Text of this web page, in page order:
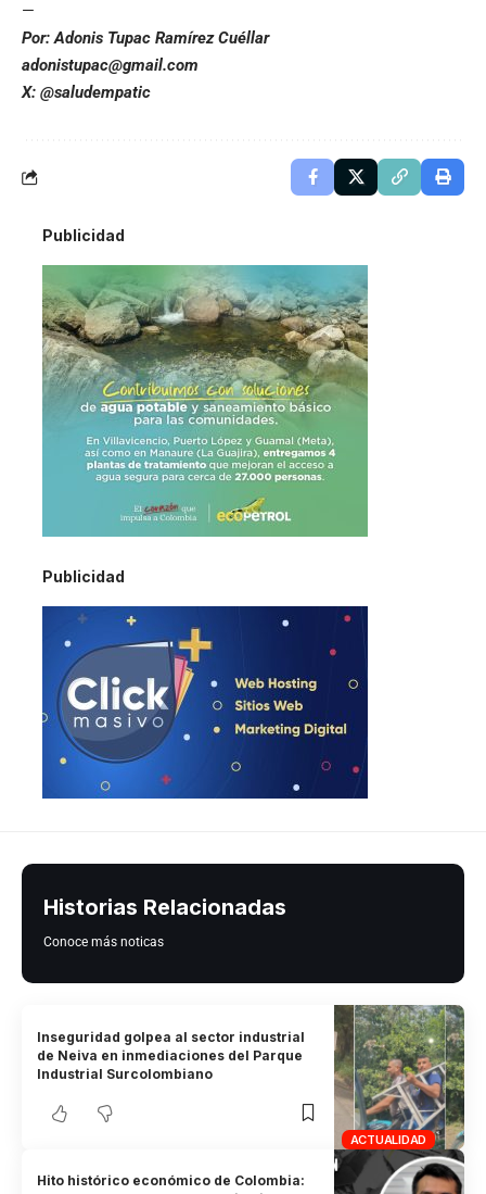
—
Por: Adonis Tupac Ramírez Cuéllar
adonistupac@gmail.com
X: @saludempatic
Publicidad
Publicidad
Historias Relacionadas
Conoce más noticas
ACTUALIDAD
Inseguridad golpea al sector industrial
de Neiva en inmediaciones del Parque
Industrial Surcolombiano
Hito histórico económico de Colombia: